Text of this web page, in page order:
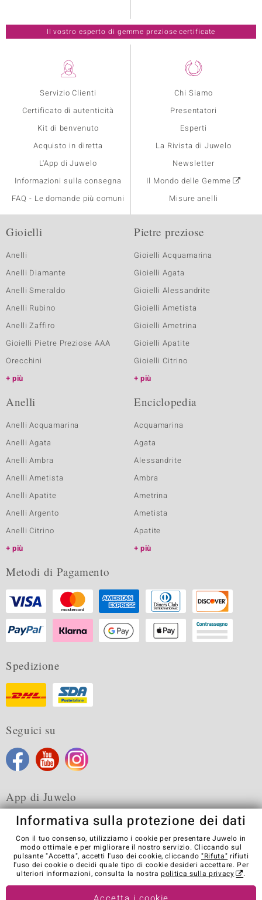
Servizio Clienti
Certificato di autenticità
Kit di benvenuto
Acquisto in diretta
L'App di Juwelo
Informazioni sulla consegna
FAQ - Le domande più comuni
Chi Siamo
Presentatori
Esperti
La Rivista di Juwelo
Newsletter
Il Mondo delle Gemme
Misure anelli
Il vostro esperto di gemme preziose certificate
Gioielli
Anelli
Anelli Diamante
Anelli Smeraldo
Anelli Rubino
Anelli Zaffiro
Gioielli Pietre Preziose AAA
Orecchini
più
Pietre preziose
Gioielli Acquamarina
Gioielli Agata
Gioielli Alessandrite
Gioielli Ametista
Gioielli Ametrina
Gioielli Apatite
Gioielli Citrino
più
Anelli
Anelli Acquamarina
Anelli Agata
Anelli Ambra
Anelli Ametista
Anelli Apatite
Anelli Argento
Anelli Citrino
più
Enciclopedia
Acquamarina
Agata
Alessandrite
Ambra
Ametrina
Ametista
Apatite
più
Metodi di Pagamento
Spedizione
Seguici su
App di Juwelo
Condizioni generali di vendita Informativa Privacy
Cookies
Note legali
Contatti
Recedere dal contratto
Visit our stores in other countries:
Informativa sulla protezione dei dati
Con il tuo consenso, utilizziamo i cookie per presentare Juwelo in
modo ottimale e per migliorare il nostro servizio. Cliccando sul
pulsante "Accetta", accetti l'uso dei cookie, cliccando "Rifuta" rifiuti
l'uso dei cookie o decidi quale tipo di cookie desideri accettare. Per
ulteriori informazioni, consulta la nostrapolitica sulla privacy .